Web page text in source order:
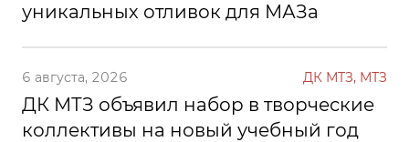
уникальных отливок для МАЗа
6 августа, 2026 ДК МТЗ, МТЗ
ДК МТЗ объявил набор в творческие
коллективы на новый учебный год